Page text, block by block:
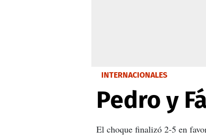
INTERNACIONALES
Pedro y
El choque finalizó 2-5 en